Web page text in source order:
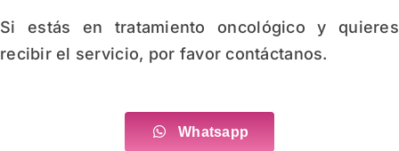
Si estás en tratamiento oncológico y quieres
recibir el servicio, por favor contáctanos.
Whatsapp